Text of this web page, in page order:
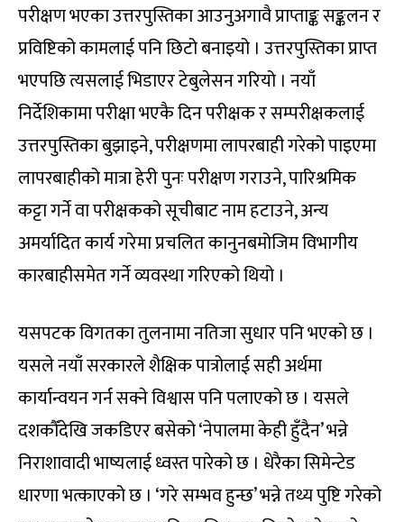
परीक्षण भएका उत्तरपुस्तिका आउनुअगावै प्राप्ताङ्क सङ्कलन र
प्रविष्टिको कामलाई पनि छिटो बनाइयो । उत्तरपुस्तिका प्राप्त
भएपछि त्यसलाई भिडाएर टेबुलेसन गरियो । नयाँ
निर्देशिकामा परीक्षा भएकै दिन परीक्षक र सम्परीक्षकलाई
उत्तरपुस्तिका बुझाइने, परीक्षणमा लापरबाही गरेको पाइएमा
लापरबाहीको मात्रा हेरी पुनः परीक्षण गराउने, पारिश्रमिक
कट्टा गर्ने वा परीक्षकको सूचीबाट नाम हटाउने, अन्य
अमर्यादित कार्य गरेमा प्रचलित कानुनबमोजिम विभागीय
कारबाहीसमेत गर्ने व्यवस्था गरिएको थियो ।
यसपटक विगतका तुलनामा नतिजा सुधार पनि भएको छ ।
यसले नयाँ सरकारले शैक्षिक पात्रोलाई सही अर्थमा
कार्यान्वयन गर्न सक्ने विश्वास पनि पलाएको छ । यसले
दशकौँदेखि जकडिएर बसेको ‘नेपालमा केही हुँदैन’ भन्ने
निराशावादी भाष्यलाई ध्वस्त पारेको छ । धेरैका सिमेन्टेड
धारणा भत्काएको छ । ‘गरे सम्भव हुन्छ’ भन्ने तथ्य पुष्टि गरेको